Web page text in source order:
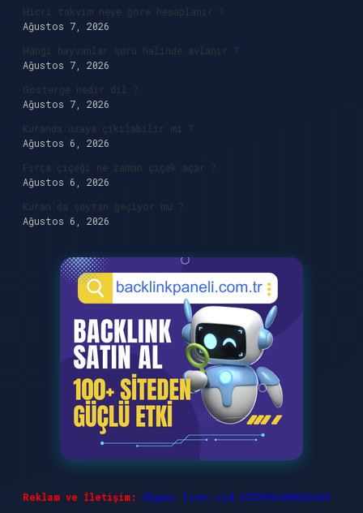
Hicri takvim neye göre hesaplanır ?
Ağustos 7, 2026
Hangi hayvanlar sürü halinde avlanır ?
Ağustos 7, 2026
Gösterge nedir dil ?
Ağustos 7, 2026
Kuranda uzaya çıkılabilir mi ?
Ağustos 6, 2026
Fırça çiçeği ne zaman çiçek açar ?
Ağustos 6, 2026
Kuran’da şeytan geçiyor mu ?
Ağustos 6, 2026
Reklam ve İletişim: Skype: live:.cid.575569c608265c69